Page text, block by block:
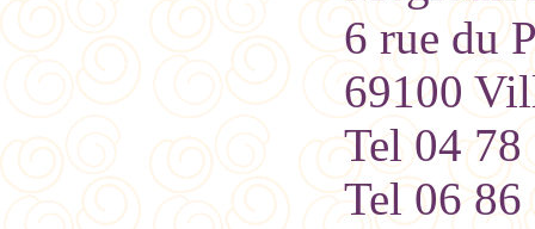
6 rue du
69100
Tel 04
Tel 06